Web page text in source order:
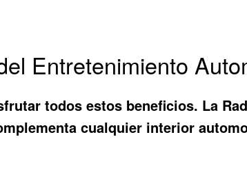
Entretenimiento
todos estos beneficios. La
cualquier interior